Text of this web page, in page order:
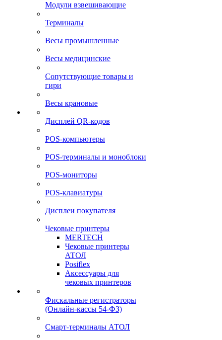
Модули взвешивающие
Терминалы
Весы промышленные
Весы медицинские
Сопутствующие товары и
гири
Весы крановые
Дисплей QR-кодов
POS-компьютеры
POS-терминалы и моноблоки
POS-мониторы
POS-клавиатуры
Дисплеи покупателя
Чековые принтеры
MERTECH
Чековые принтеры
АТОЛ
Posiflex
Аксессуары для
чековых принтеров
Фискальные регистраторы
(Онлайн-кассы 54-ФЗ)
Смарт-терминалы АТОЛ